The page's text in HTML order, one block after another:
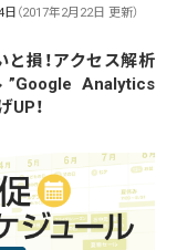
日 （2017年2月22日 更新）
と損！アクセス解析
Analytics
UP！